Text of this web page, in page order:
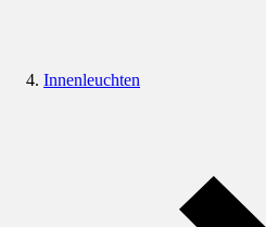
Innenleuchten